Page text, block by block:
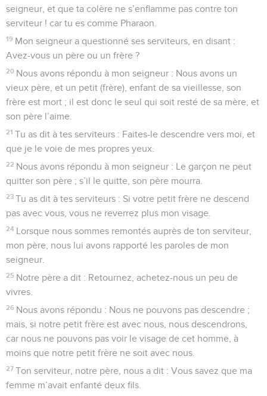
seigneur, et que ta colère ne s’enflamme pas contre ton
serviteur ! car tu es comme Pharaon.
19 Mon seigneur a questionné ses serviteurs, en disant :
Avez-vous un père ou un frère ?
20 Nous avons répondu à mon seigneur : Nous avons un
vieux père, et un petit (frère), enfant de sa vieillesse, son
frère est mort ; il est donc le seul qui soit resté de sa mère, et
son père l’aime.
21 Tu as dit à tes serviteurs : Faites-le descendre vers moi, et
que je le voie de mes propres yeux.
22 Nous avons répondu à mon seigneur : Le garçon ne peut
quitter son père ; s’il le quitte, son père mourra.
23 Tu as dit à tes serviteurs : Si votre petit frère ne descend
pas avec vous, vous ne reverrez plus mon visage.
24 Lorsque nous sommes remontés auprès de ton serviteur,
mon père, nous lui avons rapporté les paroles de mon
seigneur.
25 Notre père a dit : Retournez, achetez-nous un peu de
vivres.
26 Nous avons répondu : Nous ne pouvons pas descendre ;
mais, si notre petit frère est avec nous, nous descendrons,
car nous ne pouvons pas voir le visage de cet homme, à
moins que notre petit frère ne soit avec nous.
27 Ton serviteur, notre père, nous a dit : Vous savez que ma
femme m’avait enfanté deux fils.